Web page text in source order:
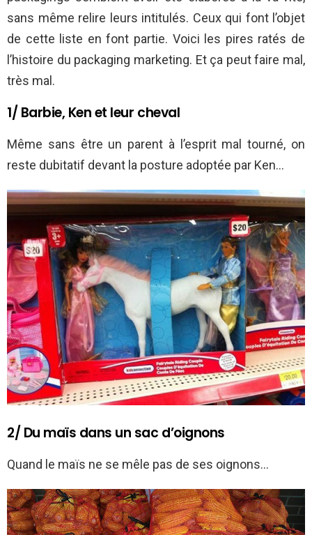
sans même relire leurs intitulés. Ceux qui font l’objet
de cette liste en font partie. Voici les pires ratés de
l’histoire du packaging marketing. Et ça peut faire mal,
très mal.
1/ Barbie, Ken et leur cheval
Même sans être un parent à l’esprit mal tourné, on
reste dubitatif devant la posture adoptée par Ken…
2/ Du maïs dans un sac d’oignons
Quand le maïs ne se mêle pas de ses oignons…